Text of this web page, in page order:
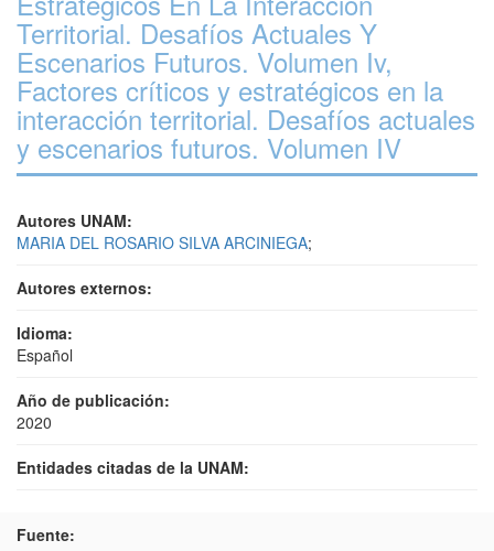
Territorial. Desafíos Actuales Y
Escenarios Futuros. Volumen Iv,
Factores críticos y estratégicos en la
interacción territorial. Desafíos actuales
y escenarios futuros. Volumen IV
Autores UNAM:
MARIA DEL ROSARIO SILVA ARCINIEGA;
Autores externos:
Idioma:
Español
Año de publicación:
2020
Entidades citadas de la UNAM:
Fuente: